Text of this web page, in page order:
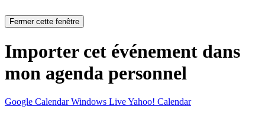
Fermer cette fenêtre
Importer cet événement dans
mon agenda personnel
Google Calendar Windows LiveYahoo! Calendar